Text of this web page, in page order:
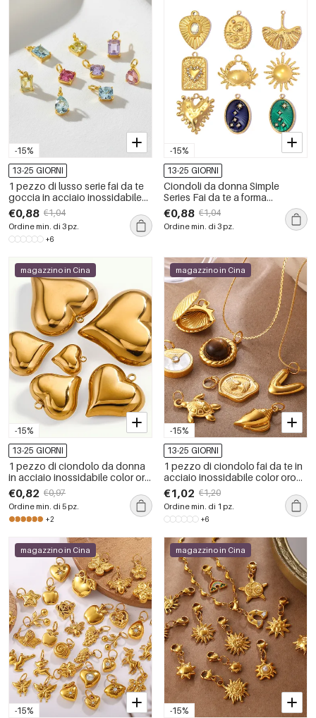
-15%
13-25 GIORNI
1 pezzo di lusso serie fai da te
goccia in acciaio inossidabile
impermeabile color oro ciondoli
da donna
€0,88 €1,04
Ordine min. di 3 pz.
+6
-15%
13-25 GIORNI
Ciondoli da donna Simple
Series Fai da te a forma
irregolare a cuore in acciaio
inossidabile, impermeabili,
colore oro.
€0,88 €1,04
Ordine min. di 3 pz.
-15%
magazzino in Cina
13-25 GIORNI
1 pezzo di ciondolo da donna
in acciaio inossidabile color oro
impermeabile a forma di cuore
dolce della serie romantica
€0,82 €0,97
Ordine min. di 5 pz.
+2
-15%
magazzino in Cina
13-25 GIORNI
1 pezzo di ciondolo fai da te in
acciaio inossidabile color oro
impermeabile
€1,02 €1,20
Ordine min. di 1 pz.
+6
-15%
magazzino in Cina
-15%
magazzino in Cina